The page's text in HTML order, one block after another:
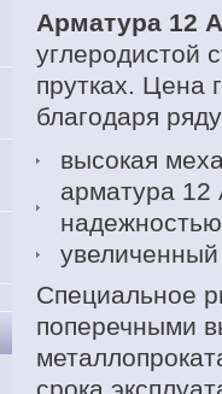
Арматура 12
углеродистой
прутках. Цена
благодаря
высокая
арматура 12
Специальное
поперечными